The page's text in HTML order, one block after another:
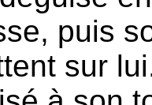
puis
sur